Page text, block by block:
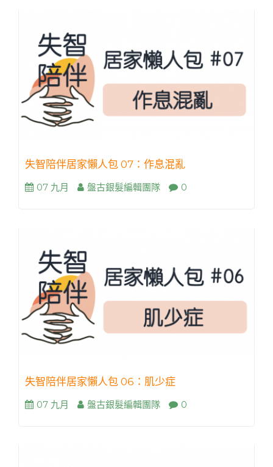
失智陪伴居家懶人包 07：作息混亂
07 九月 盤古銀髮編輯團隊 0
失智陪伴居家懶人包 06：肌少症
07 九月 盤古銀髮編輯團隊 0